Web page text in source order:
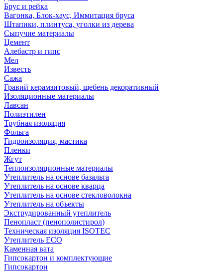
Брус и рейка
Вагонка, Блок-хаус, Иммитация бруса
Штапики, плинтуса, уголки из дерева
Сыпучие материалы
Цемент
Алебастр и гипс
Мел
Известь
Сажа
Гравий керамзитовый, щебень декоративный
Изоляционные материалы
Лавсан
Полиэтилен
Трубная изоляция
Фольга
Гидроизоляция, мастика
Пленки
Жгут
Теплоизоляционные материалы
Утеплитель на основе базальта
Утеплитель на основе кварца
Утеплитель на основе стекловолокна
Утеплитель на объекты
Экструдированный утеплитель
Пенопласт (пенополистирол)
Техническая изоляция ISOTEC
Утеплитель ECO
Каменная вата
Гипсокартон и комплектующие
Гипсокартон